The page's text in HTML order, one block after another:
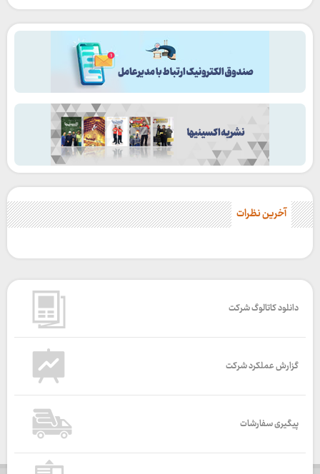
آخرین نظرات
دانلود کاتالوگ شرکت
گزارش عملکرد شرکت
پیگیری سفارشات